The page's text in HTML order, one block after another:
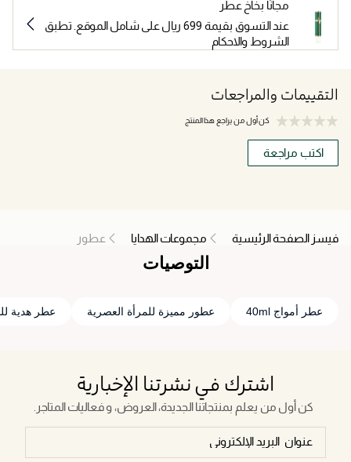
مجانًا بخاخ عطر
عند التسوق بقيمة 699 ريال على شامل الموقع. تطبق
الشروط والاحكام
التقييمات والمراجعات
كن أول من يراجع هذا المنتج
اكتب مراجعة
فيسز الصفحة الرئيسية مجموعات الهدايا عطور
التوصيات
عطر أمواج 40ml عطور مميزة للمرأة العصرية عطر هدية
اشترك في نشرتنا الإخبارية
كن أول من يعلم بمنتجاتنا الجديدة، العروض، و فعاليات المتاجر.